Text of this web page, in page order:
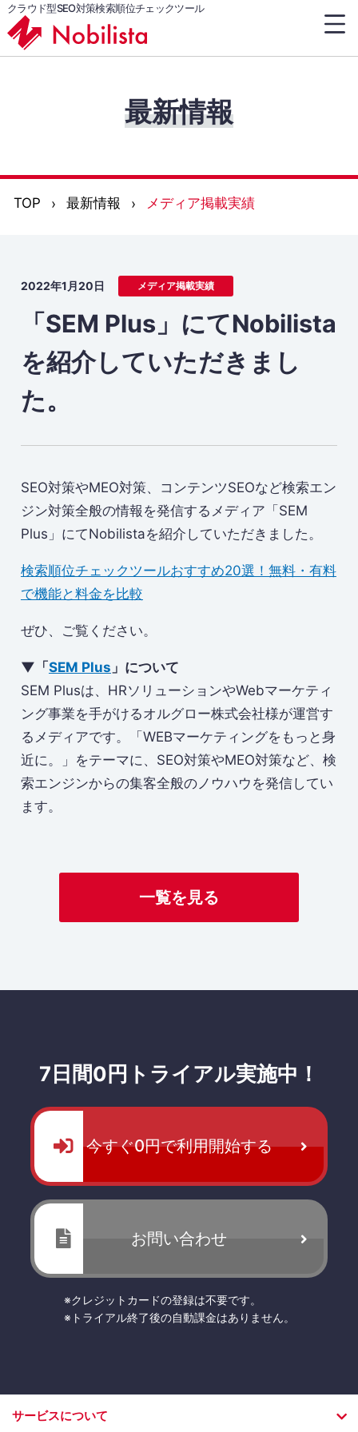
クラウド型SEO対策検索順位チェックツール
最新情報
TOP 最新情報 メディア掲載実績
2022年1月20日 メディア掲載実績
「SEM Plus」にてNobilista
を紹介していただきまし
た。
SEO対策やMEO対策、コンテンツSEOなど検索エン
ジン対策全般の情報を発信するメディア「SEM
Plus」にてNobilistaを紹介していただきました。
検索順位チェックツールおすすめ20選！無料・有料
で機能と料金を比較
ぜひ、ご覧ください。
▼「SEM Plus 」について
SEM Plusは、HRソリューションやWebマーケティ
ング事業を手がけるオルグロー株式会社様が運営す
るメディアです。「WEBマーケティングをもっと身
近に。」をテーマに、SEO対策やMEO対策など、検
索エンジンからの集客全般のノウハウを発信してい
ます。
一覧を見る
7日間0円トライアル実施中！
今すぐ0円で利用開始する
お問い合わせ
※クレジットカードの登録は不要です。
※トライアル終了後の自動課金はありません。
サービスについて